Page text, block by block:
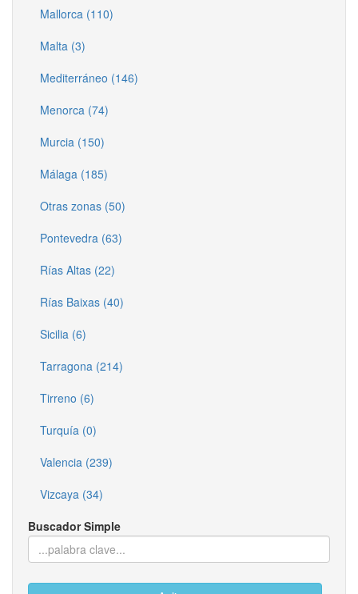
Mallorca (110)
Malta (3)
Mediterráneo (146)
Menorca (74)
Murcia (150)
Málaga (185)
Otras zonas (50)
Pontevedra (63)
Rías Altas (22)
Rías Baixas (40)
Sicilia (6)
Tarragona (214)
Tirreno (6)
Turquía (0)
Valencia (239)
Vizcaya (34)
Buscador Simple